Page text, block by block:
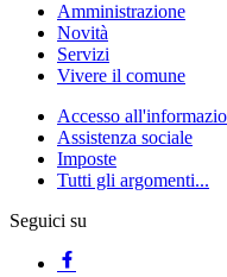
Amministrazione
Novità
Servizi
Vivere il comune
Accesso
Assistenza sociale
Imposte
Tutti gli argomenti...
Seguici su